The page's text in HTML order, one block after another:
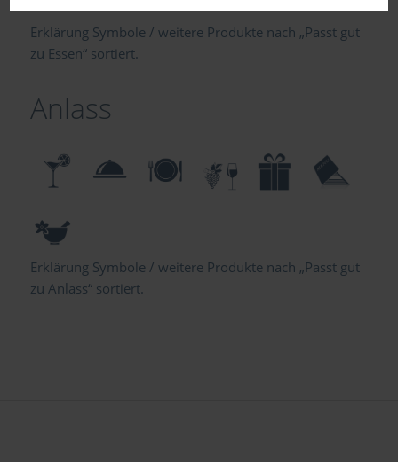
Erklärung Symbole / weitere Produkte nach „Passt gut
zu Essen“ sortiert.
Anlass
Erklärung Symbole / weitere Produkte nach „Passt gut
zu Anlass“ sortiert.